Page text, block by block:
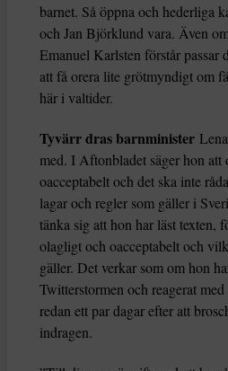
barnet. Så öppna och hederliga
och Jan Björklund vara. Även
Emanuel Karlsten förstår passar
att få orera lite grötmyndigt om
här i valtider.
Tyvärr dras barnminister
med. I Aftonbladet säger hon att
oacceptabelt och det ska inte
lagar och regler som gäller i
tänka sig att hon har läst texten,
olagligt och oacceptabelt och
gäller. Det verkar som om hon
Twitterstormen och reagerat
redan ett par dagar efter att
indragen.